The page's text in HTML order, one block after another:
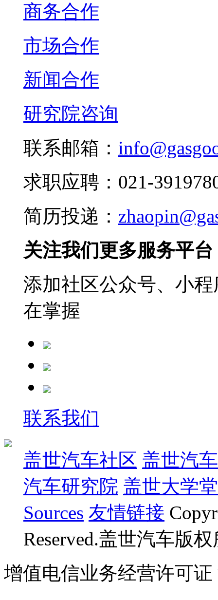
商务合作
市场合作
新闻合作
研究院咨询
联系邮箱：
求职应聘：021-
简历投递：
关注我们更多服务平台
添加社区公众号、小
在掌握
联系我们
盖世汽车社区 盖世汽
汽车研究院 盖世大学堂
Sources 友情链接
Reserved.盖世汽车版
增值电信业务经营许可证